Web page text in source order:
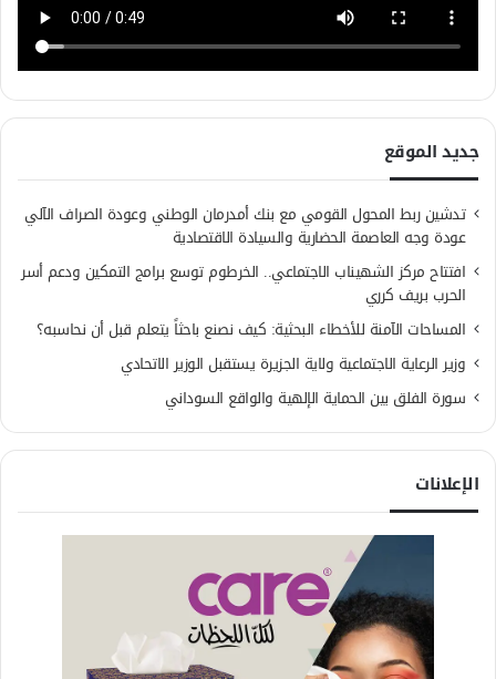
جديد الموقع
تدشين ربط المحول القومي مع بنك أمدرمان الوطني وعودة الصراف الآلي
عودة وجه العاصمة الحضارية والسيادة الاقتصادية
افتتاح مركز الشهيناب الاجتماعي.. الخرطوم توسع برامج التمكين ودعم أسر
الحرب بريف كرري
المساحات الآمنة للأخطاء البحثية: كيف نصنع باحثاً يتعلم قبل أن نحاسبه؟
وزير الرعاية الاجتماعية ولاية الجزيرة يستقبل الوزير الاتحادي
سورة الفلق بين الحماية الإلهية والواقع السوداني
الإعلانات